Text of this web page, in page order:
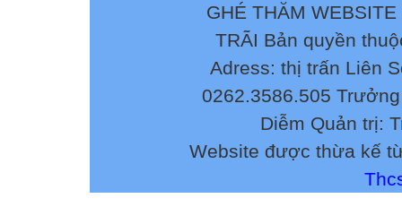
GHÉ THĂM
TRÃI Bản quyền
Adress: thị trấn Liên
0262.3586.505
Diễm Quản trị:
Website được thừa kế